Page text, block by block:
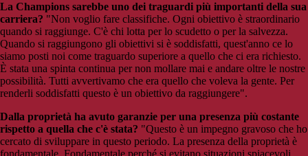
La Champions sarebbe uno dei traguardi più importanti della sua
carriera? "Non voglio fare classifiche. Ogni obiettivo è straordinario
quando si raggiunge. C'è chi lotta per lo scudetto o per la salvezza.
Quando si raggiungono gli obiettivi si è soddisfatti, quest'anno ce lo
siamo posti noi come traguardo superiore a quello che ci era richiesto.
È stata una spinta continua per non mollare mai e andare oltre le nostre
possibilità. Tutti avvertivamo che era quello che voleva la gente. Per
renderli soddisfatti questo è un obiettivo da raggiungere".
Dalla proprietà ha avuto garanzie per una presenza più costante
rispetto a quella che c'è stata? "Questo è un impegno gravoso che ho
cercato di sviluppare in questo periodo. La presenza della proprietà è